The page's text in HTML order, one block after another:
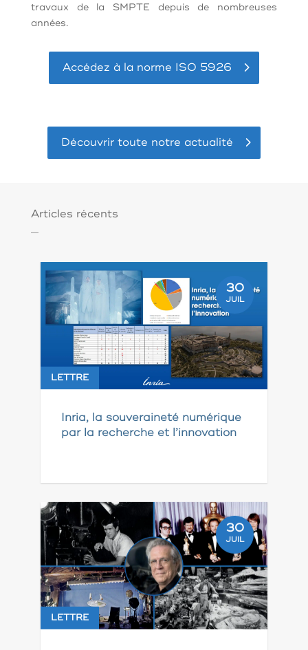
travaux de la SMPTE depuis de nombreuses
années.
Accédez à la norme ISO 5926
Découvrir toute notre actualité
Articles récents
30
JUIL
LETTRE
Inria, la souveraineté numérique
par la recherche et l’innovation
30
JUIL
LETTRE